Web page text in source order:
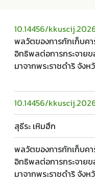
10.14456/
พลวัตของการกักเก็บค
อิทธิพลต่อการกระจาย
มาจากพระราชดำริ จัง
10.14456/
สุธีระ เหิมฮึก
พลวัตของการกักเก็บค
อิทธิพลต่อการกระจาย
มาจากพระราชดำริ จัง